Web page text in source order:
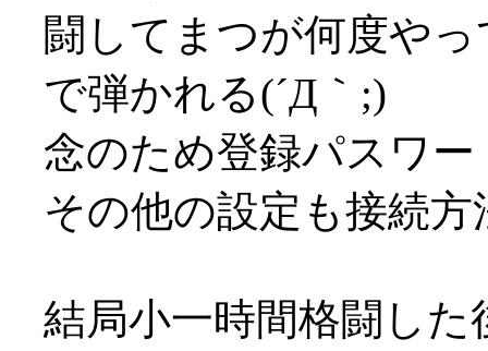
闘してまつが何度や
で弾かれる(´Д｀;)
念のため登録パスワ
その他の設定も接続
結局小一時間格闘し